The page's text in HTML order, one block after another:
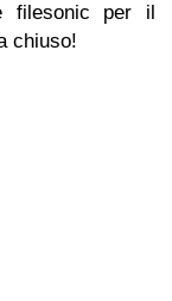
filesonic per il
chiuso!